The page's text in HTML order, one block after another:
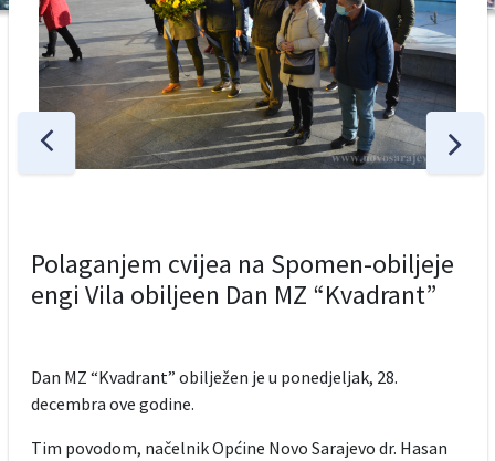
Polaganjem cvijea na Spomen-obiljeje
engi Vila obiljeen Dan MZ “Kvadrant”
Dan MZ “Kvadrant” obilježen je u ponedjeljak, 28.
decembra ove godine.
Tim povodom, načelnik Općine Novo Sarajevo dr. Hasan